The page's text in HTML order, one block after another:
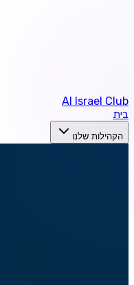
AI Israel Club
בית
הקהילות שלנו